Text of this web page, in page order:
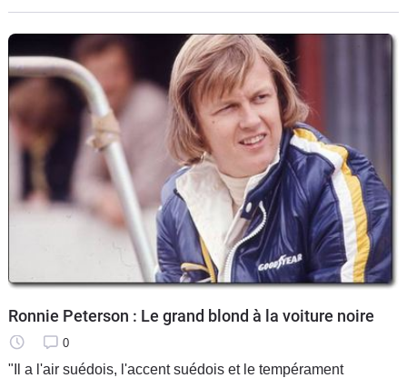
Ronnie Peterson : Le grand blond à la voiture noire
0
"Il a l'air suédois, l'accent suédois et le tempérament